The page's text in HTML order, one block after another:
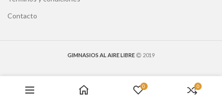
Contacto
GIMNASIOS AL AIRE LIBRE 2019
0 0